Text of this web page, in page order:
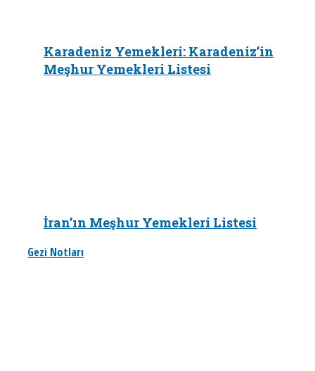
Karadeniz Yemekleri: Karadeniz’in
Meşhur Yemekleri Listesi
İran’ın Meşhur Yemekleri Listesi
Gezi Notları